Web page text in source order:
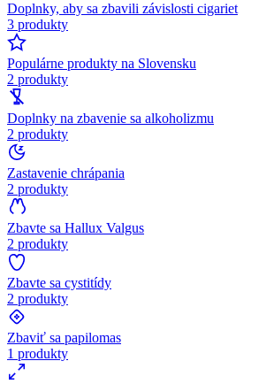
Doplnky, aby sa zbavili závislosti cigariet
3 produkty
Populárne produkty na Slovensku
2 produkty
Doplnky na zbavenie sa alkoholizmu
2 produkty
Zastavenie chrápania
2 produkty
Zbavte sa Hallux Valgus
2 produkty
Zbavte sa cystitídy
2 produkty
Zbaviť sa papilomas
1 produkty